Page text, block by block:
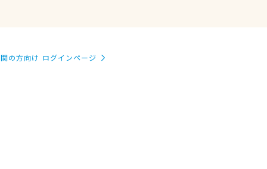
の方向け ログインページ